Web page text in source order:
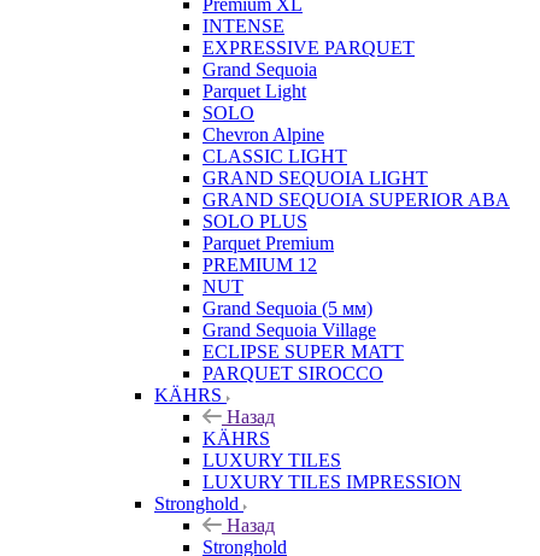
Premium XL
INTENSE
EXPRESSIVE PARQUET
Grand Sequoia
Parquet Light
SOLO
Chevron Alpine
CLASSIC LIGHT
GRAND SEQUOIA LIGHT
GRAND SEQUOIA SUPERIOR ABA
SOLO PLUS
Parquet Premium
PREMIUM 12
NUT
Grand Sequoia (5 мм)
Grand Sequoia Village
ECLIPSE SUPER MATT
PARQUET SIROCCO
KÄHRS
Назад
KÄHRS
LUXURY TILES
LUXURY TILES IMPRESSION
Stronghold
Назад
Stronghold